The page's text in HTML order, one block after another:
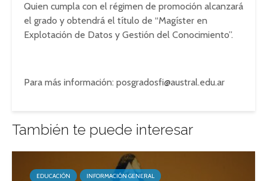
Quien cumpla con el régimen de promoción alcanzará
el grado y obtendrá el título de “Magíster en
Explotación de Datos y Gestión del Conocimiento”.
Para más información: posgradosfi@austral.edu.ar
También te puede interesar
EDUCACIÓN
INFORMACIÓN GENERAL